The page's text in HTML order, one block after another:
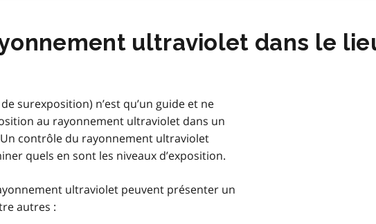
ultraviolet dans le
surexposition) n’est qu’un guide et ne
au rayonnement ultraviolet dans un
contrôle du rayonnement ultraviolet
quels en sont les niveaux d’exposition.
ultraviolet peuvent présenter un
autres :